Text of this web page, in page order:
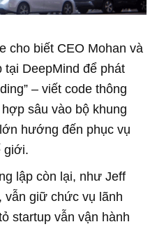
cho biết CEO Mohan và
tại DeepMind để phát
– viết code thông
sâu vào bộ khung
hướng đến phục vụ
giới.
lập còn lại, như Jeff
vẫn giữ chức vụ lãnh
startup vẫn vận hành